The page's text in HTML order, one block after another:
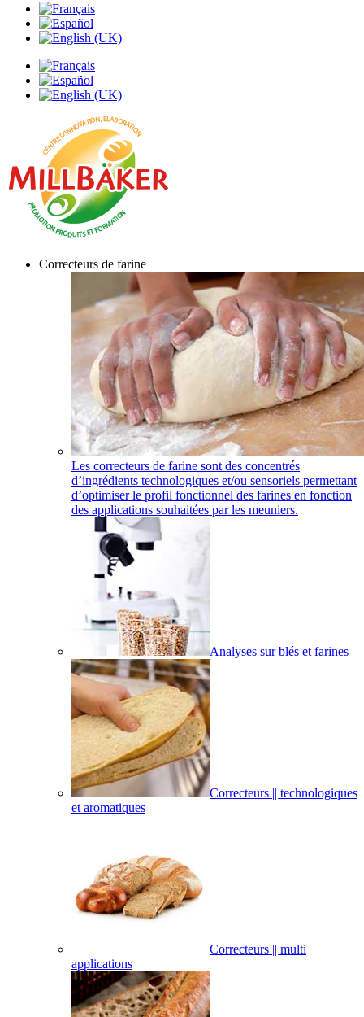
Correcteurs de farine
Les correcteurs de farine sont des concentrés
d’ingrédients technologiques et/ou sensoriels permettant
d’optimiser le profil fonctionnel des farines en fonction
des applications souhaitées par les meuniers.
Analyses sur blés et farines
Correcteurs || technologiques
et aromatiques
Correcteurs || multi
applications